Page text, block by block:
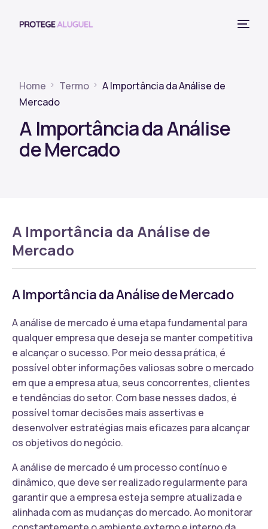
Home Termo
A Importância da Análise de
Mercado
A Importância da Análise
de Mercado
A Importância da Análise de
Mercado
A Importância da Análise de Mercado
A análise de mercado é uma etapa fundamental para
qualquer empresa que deseja se manter competitiva
e alcançar o sucesso. Por meio dessa prática, é
possível obter informações valiosas sobre o mercado
em que a empresa atua, seus concorrentes, clientes
e tendências do setor. Com base nesses dados, é
possível tomar decisões mais assertivas e
desenvolver estratégias mais eficazes para alcançar
os objetivos do negócio.
A análise de mercado é um processo contínuo e
dinâmico, que deve ser realizado regularmente para
garantir que a empresa esteja sempre atualizada e
alinhada com as mudanças do mercado. Ao monitorar